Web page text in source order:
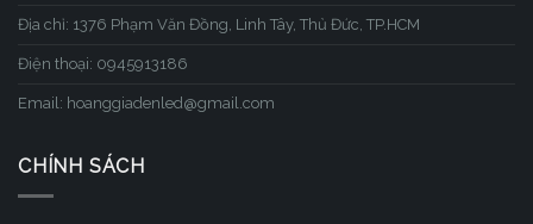
Địa chỉ: 1376 Phạm Văn Đồng, Linh Tây, Thủ Đức, TP.HCM
Điện thoại: 0945913186
Email: hoanggiadenled@gmail.com
CHÍNH SÁCH